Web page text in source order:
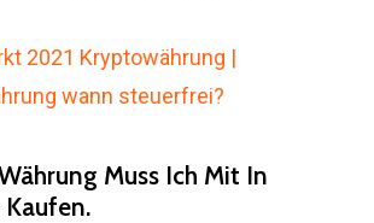
2021 Kryptowährung |
wann steuerfrei?
Muss Ich Mit In
Kaufen.